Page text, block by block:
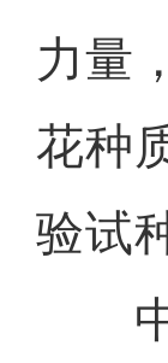
力量
花种
验试
中